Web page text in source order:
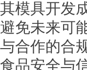
其模具开发
避免未来可
与合作的合
食品安全与